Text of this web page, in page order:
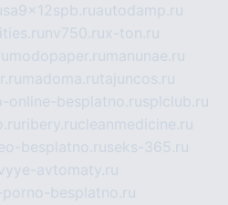
autodamp.ru
nv750.rux-ton.ru
modopaper.ru manunae.ru
madoma.rutajuncos.ru
online-besplatno.rusplclub.ru
ribery.rucleanmedicine.ru
besplatno.ruseks-365.ru
avtomaty.ru
porno-besplatno.ru